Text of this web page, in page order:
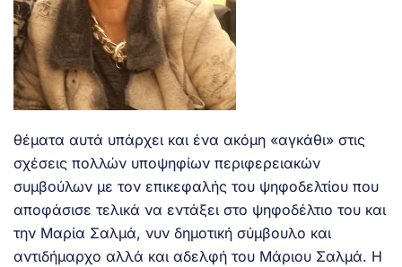
θέματα αυτά υπάρχει και ένα ακόμη «αγκάθι» στις
σχέσεις πολλών υποψηφίων περιφερειακών
συμβούλων με τον επικεφαλής του ψηφοδελτίου που
αποφάσισε τελικά να εντάξει στο ψηφοδέλτιο του και
την Μαρία Σαλμά, νυν δημοτική σύμβουλο και
αντιδήμαρχο αλλά και αδελφή του Μάριου Σαλμά. Η